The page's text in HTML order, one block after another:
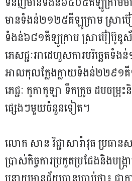
មានទំងន់២១២៥គីឡូក្រាម ស្រាប៊ៀ
ទំងន់៦៨១គីឡូក្រាម ស្រាប៊ៀប៊ូឌូ
ភេសជ្ជៈអាដេហួសការបរិច្ឆេតទំ
អាលកុលក្លែងក្លាយទំងន់២២៩១
ភេជ្ជៈ កូកាកូឡា ទឹកក្រូច ដបចម្
ផ្សេងៗមួយចំនួនទៀត។
លោក សាន វិជ្ជាសារ៉ាវុធ ប្រធានស
ប្រាស់កិច្ចការប្រកួតប្រជែងនិងបង្ក្រា
បន្ទាយមានជ័យបានប្រាប់ថា៖ ជាក